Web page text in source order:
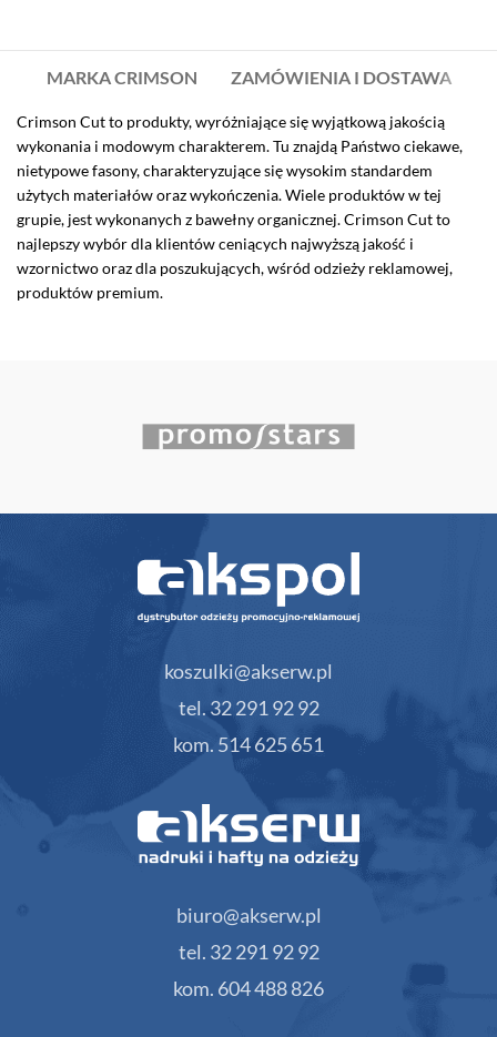
MARKA CRIMSON ZAMÓWIENIA I DOSTAWA
Crimson Cut to produkty, wyróżniające się wyjątkową jakością
wykonania i modowym charakterem. Tu znajdą Państwo ciekawe,
nietypowe fasony, charakteryzujące się wysokim standardem
użytych materiałów oraz wykończenia. Wiele produktów w tej
grupie, jest wykonanych z bawełny organicznej. Crimson Cut to
najlepszy wybór dla klientów ceniących najwyższą jakość i
wzornictwo oraz dla poszukujących, wśród odzieży reklamowej,
produktów premium.
koszulki@akserw.pl
tel. 32 291 92 92
kom. 514 625 651
biuro@akserw.pl
tel. 32 291 92 92
kom. 604 488 826